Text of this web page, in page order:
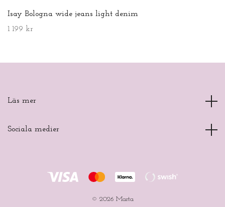
Isay Bologna wide jeans light denim
1 199 kr
Läs mer
Sociala medier
© 2026 Marta